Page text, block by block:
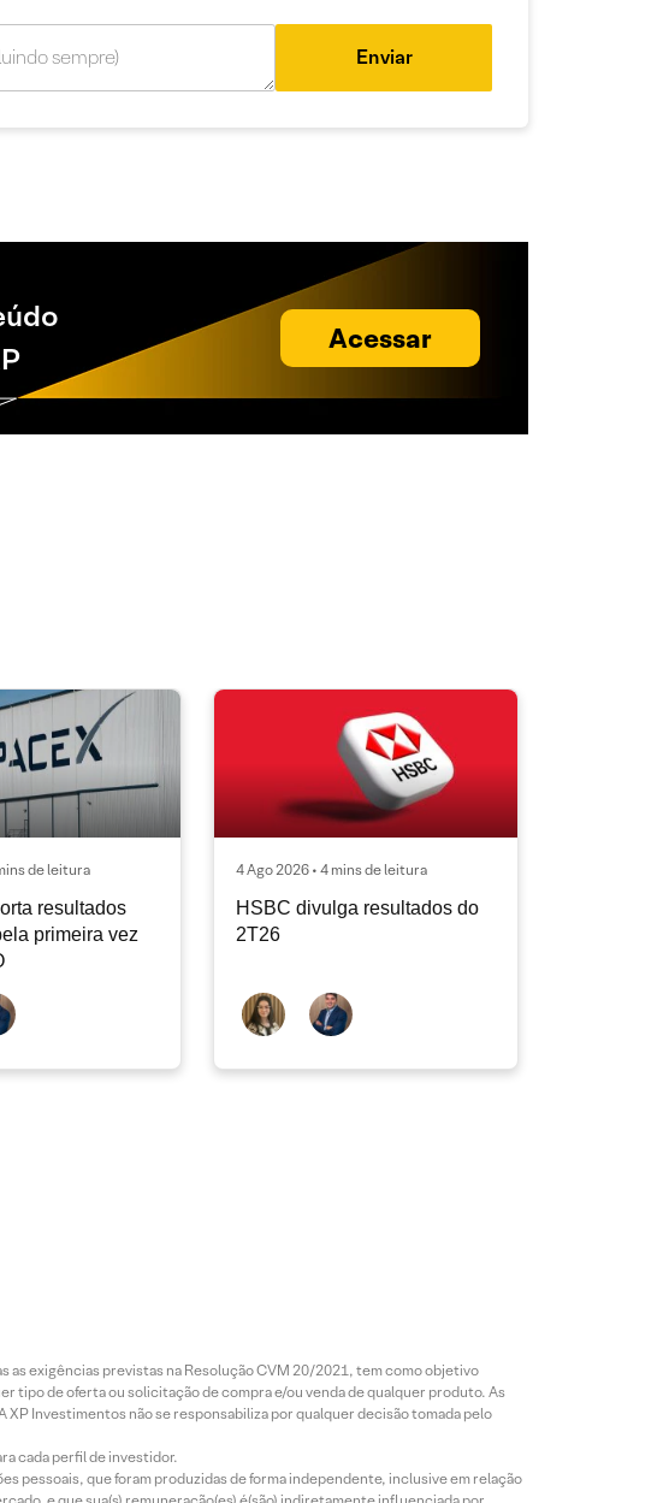
Enviar
Acessar
de leitura
resultados
primeira vez
4 Ago 2026 • 4 mins de leitura
HSBC divulga resultados do
2T26
as exigências previstas na Resolução CVM 20/2021, tem como objetivo
tipo de oferta ou solicitação de compra e/ou venda de qualquer produto. As
Investimentos não se responsabiliza por qualquer decisão tomada pelo
cada perfil de investidor.
pessoais, que foram produzidas de forma independente, inclusive em relação